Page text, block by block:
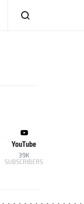
YouTube
39K
SUBSCRIBERS